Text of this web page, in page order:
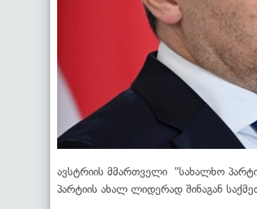
ავსტრიის მმართველი "სახალხო
პარტიის ახალ ლიდერად შინაგან